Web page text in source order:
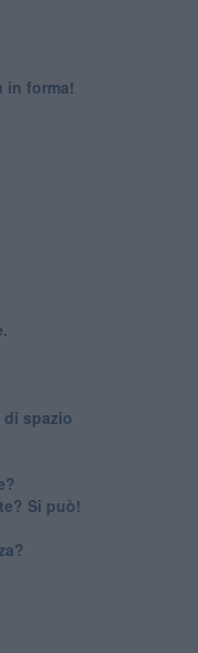
in forma!
spazio
Si può!